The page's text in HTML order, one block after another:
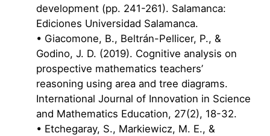
development (pp. 241-261). Salamanca:
Ediciones Universidad Salamanca.
• Giacomone, B., Beltrán-Pellicer, P., &
Godino, J. D. (2019). Cognitive analysis on
prospective mathematics teachers’
reasoning using area and tree diagrams.
International Journal of Innovation in Science
and Mathematics Education, 27(2), 18-32.
• Etchegaray, S., Markiewicz, M. E., &